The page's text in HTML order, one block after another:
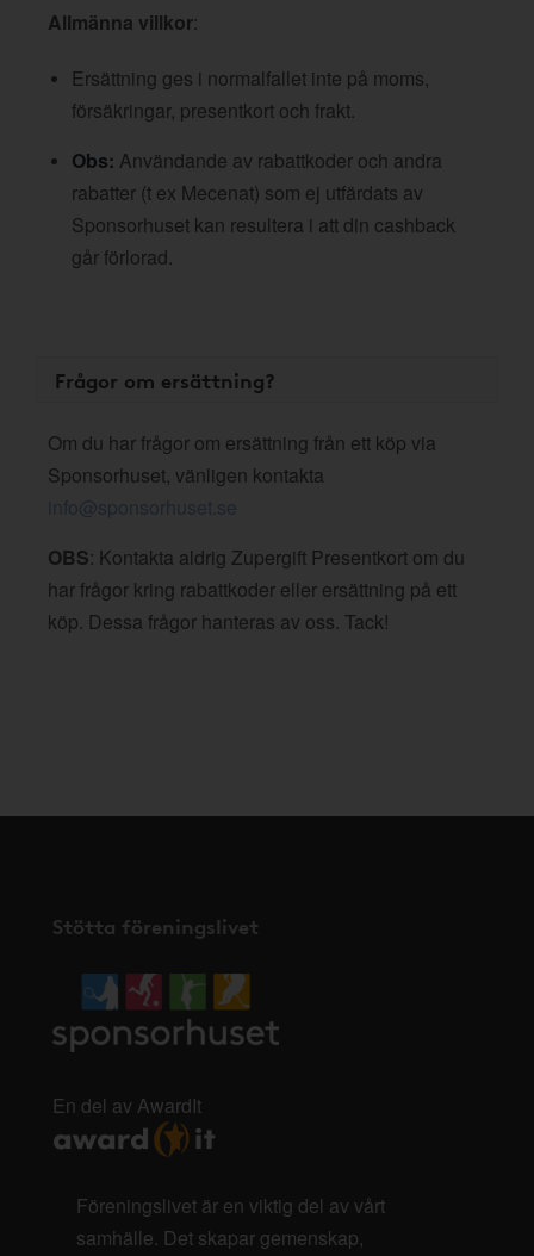
Allmänna villkor:
Ersättning ges i normalfallet inte på moms,
försäkringar, presentkort och frakt.
Obs: Användande av rabattkoder och andra
rabatter (t ex Mecenat) som ej utfärdats av
Sponsorhuset kan resultera i att din cashback
går förlorad.
Frågor om ersättning?
Om du har frågor om ersättning från ett köp via
Sponsorhuset, vänligen kontakta
info@sponsorhuset.se
OBS: Kontakta aldrig Zupergift Presentkort om du
har frågor kring rabattkoder eller ersättning på ett
köp. Dessa frågor hanteras av oss. Tack!
Stötta föreningslivet
En del av AwardIt
Föreningslivet är en viktig del av vårt
samhälle. Det skapar gemenskap,